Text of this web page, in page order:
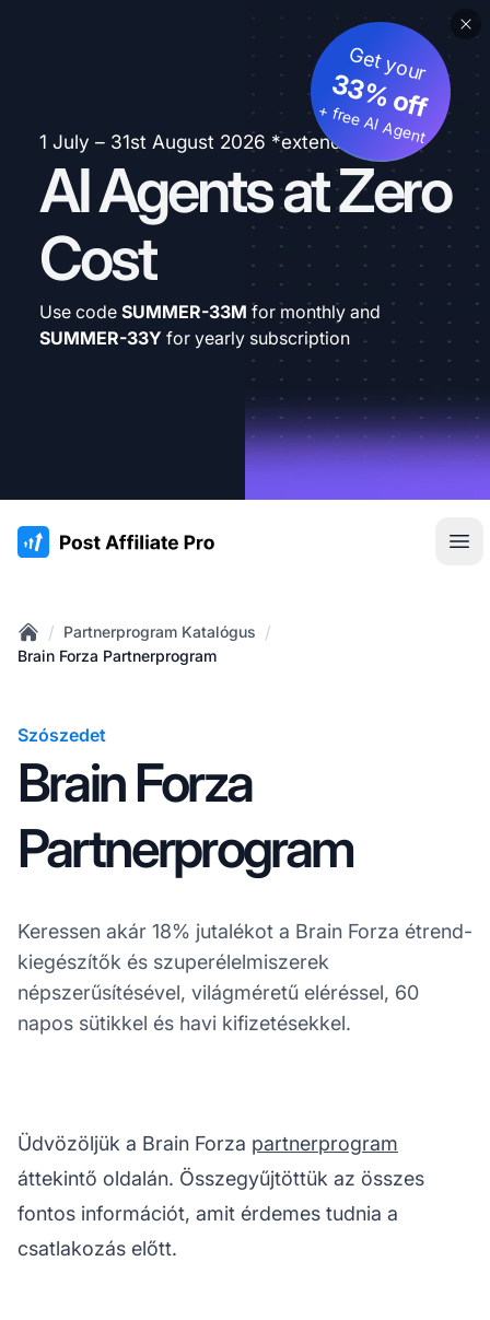
1 July – 31st August 2026 *extended
AI Agents at Zero
Cost
Get your
33% off
+ free AI Agent
Use code SUMMER-33M for monthly and
SUMMER-33Y for yearly subscription
:site.title
Home
/ Partnerprogram Katalógus /
Brain Forza Partnerprogram
Szószedet
Brain Forza
Partnerprogram
Keressen akár 18% jutalékot a Brain Forza étrend-
kiegészítők és szuperélelmiszerek
népszerűsítésével, világméretű eléréssel, 60
napos sütikkel és havi kifizetésekkel.
Üdvözöljük a Brain Forza partnerprogram
áttekintő oldalán. Összegyűjtöttük az összes
fontos információt, amit érdemes tudnia a
csatlakozás előtt.